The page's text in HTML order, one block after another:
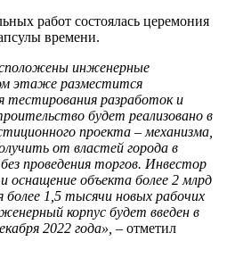
работ состоялась церемония
времени.
инженерные
этаже разместится
тестирования разработок и
будет реализовано в
проекта – механизма,
от властей города в
проведения торгов. Инвестор
объекта более 2 млрд
более 1,5 тысячи новых рабочих
корпус будет введен в
2022 года», – отметил